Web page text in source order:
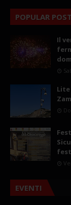
POPULAR
Il
EVENTI